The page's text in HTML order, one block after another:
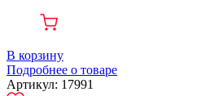
В корзину
Подробнее о товаре
Артикул: 17991